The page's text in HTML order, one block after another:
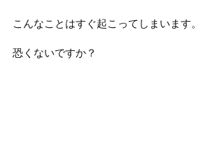
こんなことはすぐ起こってしまいます。
恐くないですか？